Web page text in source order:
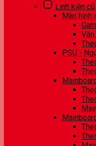
Linh kiện cũ
Màn hình
PSU -